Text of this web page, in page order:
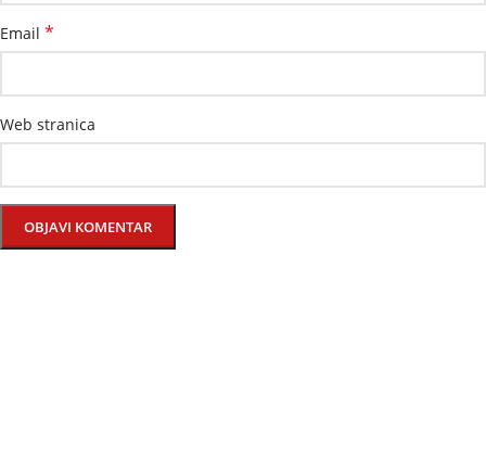
Email *
Web stranica